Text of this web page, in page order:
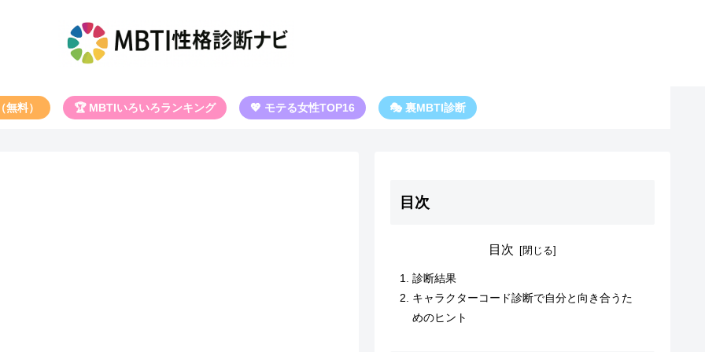
料） 🏆 MBTIいろいろランキング 💖 モテる女性TOP16 🎭 裏MBTI診断
目次
目次
診断結果
キャラクターコード診断で自分と向き合うた
めのヒント